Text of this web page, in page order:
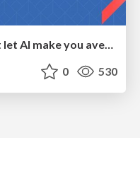
0 530